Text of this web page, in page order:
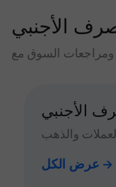
الأجنبي
الأجنبي
العملات والذهب
عرض الكل